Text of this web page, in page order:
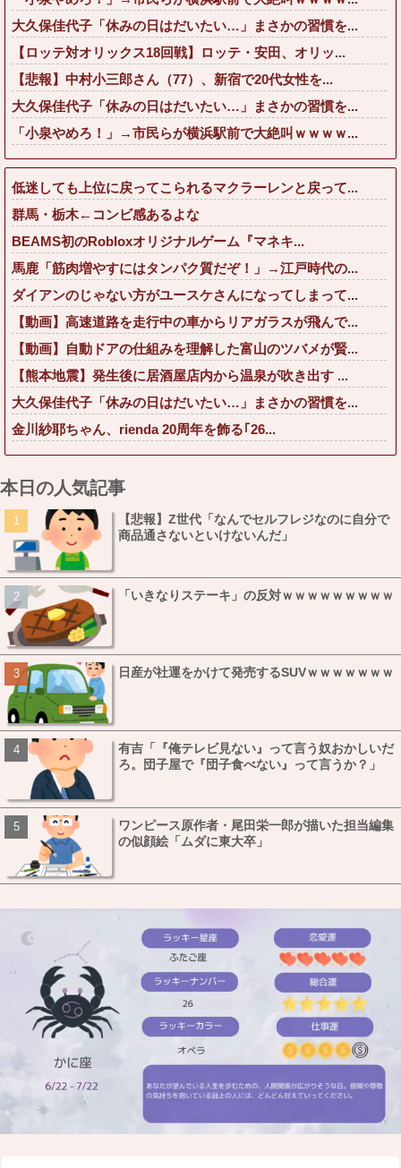
大久保佳代子「休みの日はだいたい…」まさかの習慣を...
【ロッテ対オリックス18回戦】ロッテ・安田、オリッ...
【悲報】中村小三郎さん（77）、新宿で20代女性を...
大久保佳代子「休みの日はだいたい…」まさかの習慣を...
「小泉やめろ！」→市民らが横浜駅前で大絶叫ｗｗｗｗ...
低迷しても上位に戻ってこられるマクラーレンと戻って...
群馬・栃木←コンビ感あるよな
BEAMS初のRobloxオリジナルゲーム『マネキ...
馬鹿「筋肉増やすにはタンパク質だぞ！」→江戸時代の...
ダイアンのじゃない方がユースケさんになってしまって...
【動画】高速道路を走行中の車からリアガラスが飛んで...
【動画】自動ドアの仕組みを理解した富山のツバメが賢...
【熊本地震】発生後に居酒屋店内から温泉が吹き出す ...
大久保佳代子「休みの日はだいたい…」まさかの習慣を...
金川紗耶ちゃん、rienda 20周年を飾る｢26...
本日の人気記事
【悲報】Z世代「なんでセルフレジなのに自分で
商品通さないといけないんだ」
「いきなりステーキ」の反対ｗｗｗｗｗｗｗｗｗ
日産が社運をかけて発売するSUVｗｗｗｗｗｗｗ
有吉「『俺テレビ見ない』って言う奴おかしいだ
ろ。団子屋で『団子食べない』って言うか？」
ワンピース原作者・尾田栄一郎が描いた担当編集
の似顔絵「ムダに東大卒」